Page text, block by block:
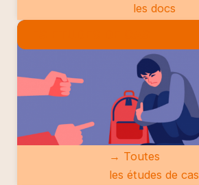
les docs
→ Toutes
les études de cas